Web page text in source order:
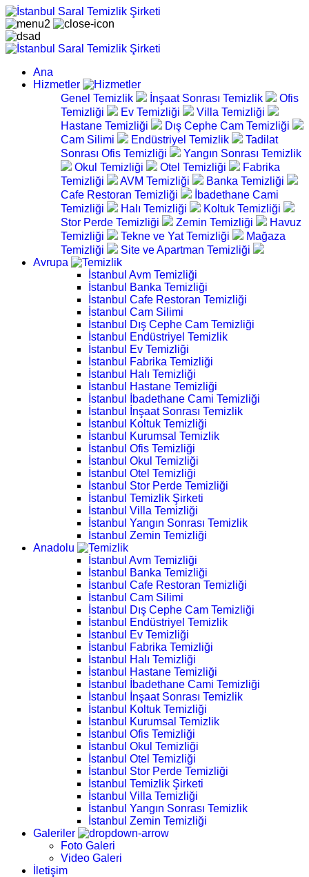
Ana
Hizmetler
Genel Temizlik
İnşaat Sonrası Temizlik
Ofis
Temizliği
Ev Temizliği
Villa Temizliği
Hastane Temizliği
Dış Cephe Cam Temizliği
Cam Silimi
Endüstriyel Temizlik
Tadilat
Sonrası Ofis Temizliği
Yangın Sonrası Temizlik
Okul Temizliği
Otel Temizliği
Fabrika
Temizliği
AVM Temizliği
Banka Temizliği
Cafe Restoran Temizliği
İbadethane Cami
Temizliği
Halı Temizliği
Koltuk Temizliği
Stor Perde Temizliği
Zemin Temizliği
Havuz
Temizliği
Tekne ve Yat Temizliği
Mağaza
Temizliği
Site ve Apartman Temizliği
Avrupa
İstanbul Avm Temizliği
İstanbul Banka Temizliği
İstanbul Cafe Restoran Temizliği
İstanbul Cam Silimi
İstanbul Dış Cephe Cam Temizliği
İstanbul Endüstriyel Temizlik
İstanbul Ev Temizliği
İstanbul Fabrika Temizliği
İstanbul Halı Temizliği
İstanbul Hastane Temizliği
İstanbul İbadethane Cami Temizliği
İstanbul İnşaat Sonrası Temizlik
İstanbul Koltuk Temizliği
İstanbul Kurumsal Temizlik
İstanbul Ofis Temizliği
İstanbul Okul Temizliği
İstanbul Otel Temizliği
İstanbul Stor Perde Temizliği
İstanbul Temizlik Şirketi
İstanbul Villa Temizliği
İstanbul Yangın Sonrası Temizlik
İstanbul Zemin Temizliği
Anadolu
İstanbul Avm Temizliği
İstanbul Banka Temizliği
İstanbul Cafe Restoran Temizliği
İstanbul Cam Silimi
İstanbul Dış Cephe Cam Temizliği
İstanbul Endüstriyel Temizlik
İstanbul Ev Temizliği
İstanbul Fabrika Temizliği
İstanbul Halı Temizliği
İstanbul Hastane Temizliği
İstanbul İbadethane Cami Temizliği
İstanbul İnşaat Sonrası Temizlik
İstanbul Koltuk Temizliği
İstanbul Kurumsal Temizlik
İstanbul Ofis Temizliği
İstanbul Okul Temizliği
İstanbul Otel Temizliği
İstanbul Stor Perde Temizliği
İstanbul Temizlik Şirketi
İstanbul Villa Temizliği
İstanbul Yangın Sonrası Temizlik
İstanbul Zemin Temizliği
Galeriler
Foto Galeri
Video Galeri
İletişim